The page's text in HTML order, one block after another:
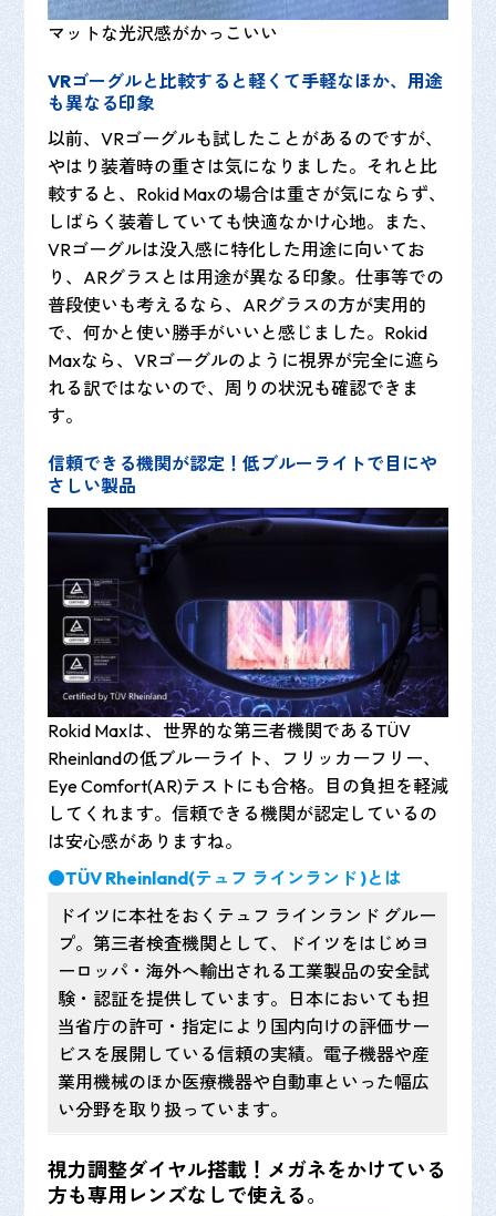
マットな光沢感がかっこいい
VRゴーグルと比較すると軽くて手軽なほか、用途
も異なる印象
以前、VRゴーグルも試したことがあるのですが、
やはり装着時の重さは気になりました。それと比
較すると、Rokid Maxの場合は重さが気にならず、
しばらく装着していても快適なかけ心地。また、
VRゴーグルは没入感に特化した用途に向いてお
り、ARグラスとは用途が異なる印象。仕事等での
普段使いも考えるなら、ARグラスの方が実用的
で、何かと使い勝手がいいと感じました。Rokid
Maxなら、VRゴーグルのように視界が完全に遮ら
れる訳ではないので、周りの状況も確認できま
す。
信頼できる機関が認定！低ブルーライトで目にや
さしい製品
Rokid Maxは、世界的な第三者機関であるTÜV
Rheinlandの低ブルーライト、フリッカーフリー、
Eye Comfort(AR)テストにも合格。目の負担を軽減
してくれます。信頼できる機関が認定しているの
は安心感がありますね。
●TÜV Rheinland(テュフ ラインランド )とは
ドイツに本社をおくテュフ ラインランド グルー
プ。第三者検査機関として、ドイツをはじめヨ
ーロッパ・海外へ輸出される工業製品の安全試
験・認証を提供しています。日本においても担
当省庁の許可・指定により国内向けの評価サー
ビスを展開している信頼の実績。電子機器や産
業用機械のほか医療機器や自動車といった幅広
い分野を取り扱っています。
視力調整ダイヤル搭載！メガネをかけている
方も専用レンズなしで使える。